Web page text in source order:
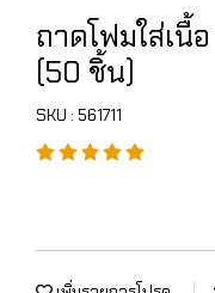
ถาดโฟมใส่เนื้
(50 ชิ้น)
SKU : 561711